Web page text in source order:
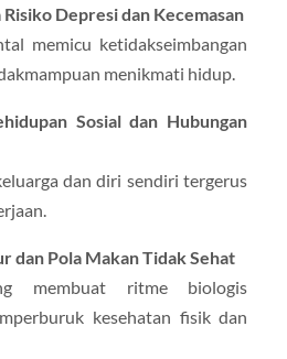
Depresi dan Kecemasan
memicu ketidakseimbangan
menikmati hidup.
Sosial dan Hubungan
dan diri sendiri tergerus
dan Pola Makan Tidak Sehat
membuat ritme biologis
kesehatan fisik dan